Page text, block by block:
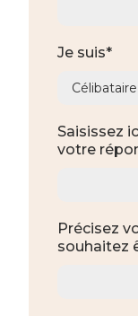
Je suis*
Saisissez
votre
Précisez
souhaitez